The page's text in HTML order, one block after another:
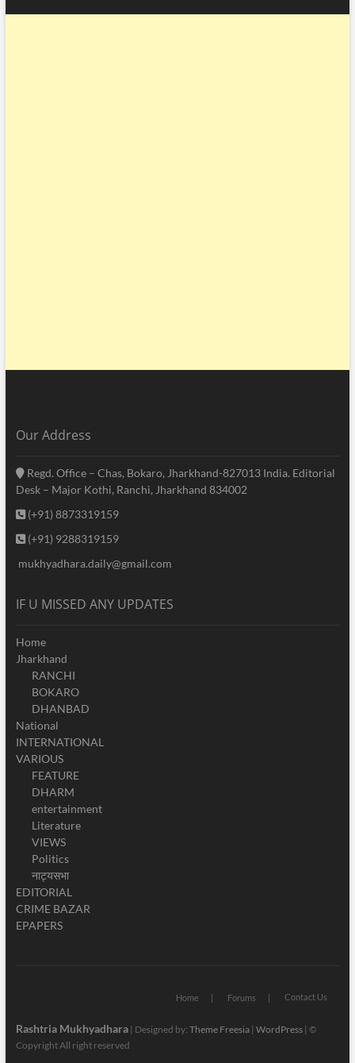
Our Address
Regd. Office – Chas, Bokaro, Jharkhand-827013 India. Editorial
Desk – Major Kothi, Ranchi, Jharkhand 834002
(+91) 8873319159
(+91) 9288319159
mukhyadhara.daily@gmail.com
IF U MISSED ANY UPDATES
Home
Jharkhand
RANCHI
BOKARO
DHANBAD
National
INTERNATIONAL
VARIOUS
FEATURE
DHARM
entertainment
Literature
VIEWS
Politics
नाट्यसभा
EDITORIAL
CRIME BAZAR
EPAPERS
Home Forums Contact Us
Rashtria Mukhyadhara| Designed by: Theme Freesia| WordPress| ©
Copyright All right reserved